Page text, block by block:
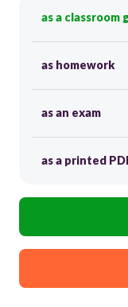
as a classroom
as homework
as an exam
as a printed